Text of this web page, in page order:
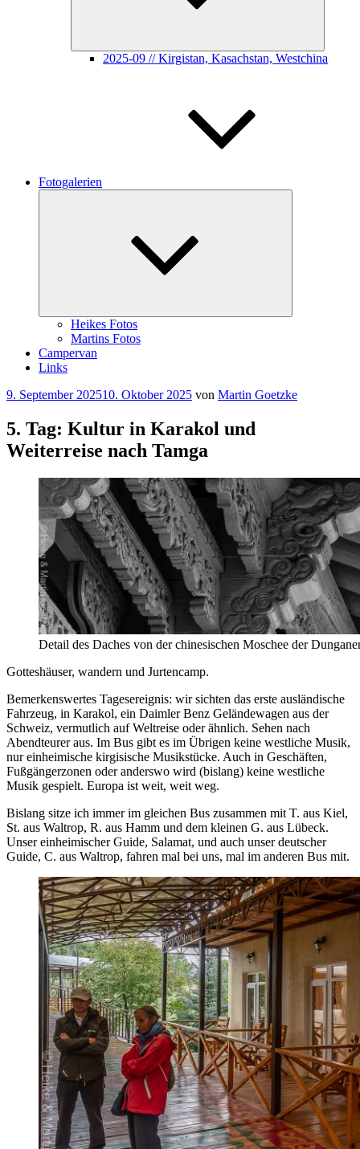
2025-09 // Kirgistan, Kasachstan, Westchina
Fotogalerien
Heikes Fotos
Martins Fotos
Campervan
Links
Veröffentlicht
9. September 202510. Oktober 2025 von Martin Goetzke
5. Tag: Kultur in Karakol und
Weiterreise nach Tamga
Detail des Daches von der chinesischen Moschee der
Gotteshäuser, wandern und Jurtencamp.
Bemerkenswertes Tagesereignis: wir sichten das erste ausländische
Fahrzeug, in Karakol, ein Daimler Benz Geländewagen aus der
Schweiz, vermutlich auf Weltreise oder ähnlich. Sehen nach
Abendteurer aus. Im Bus gibt es im Übrigen keine westliche Musik,
nur einheimische kirgisische Musikstücke. Auch in Geschäften,
Fußgängerzonen oder anderswo wird (bislang) keine westliche
Musik gespielt. Europa ist weit, weit weg.
Bislang sitze ich immer im gleichen Bus zusammen mit T. aus Kiel,
St. aus Waltrop, R. aus Hamm und dem kleinen G. aus Lübeck.
Unser einheimischer Guide, Salamat, und auch unser deutscher
Guide, C. aus Waltrop, fahren mal bei uns, mal im anderen Bus mit.